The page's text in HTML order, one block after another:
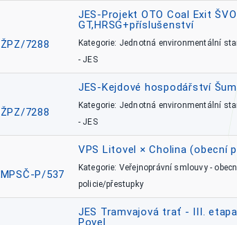
7288
JES-Projekt OTO Coal Exit
GT,HRSG+příslušenství
Kategorie: Jednotná environmentální
- JES
7288
JES-Kejdové hospodářství
Kategorie: Jednotná environmentální
- JES
P/537
VPS Litovel × Cholina (obecní
Kategorie: Veřejnoprávní smlouvy -
policie/přestupky
JES Tramvajová trať - III.
Povel